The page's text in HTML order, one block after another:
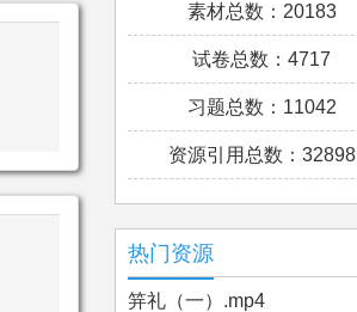
素材总数：20183
试卷总数：4717
习题总数：11042
资源引用总数：32898
热门资源
笄礼（一）.mp4